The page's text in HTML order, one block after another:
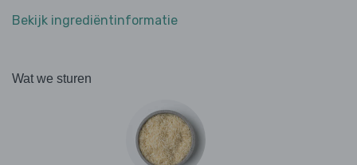
Bekijk ingrediëntinformatie
Wat we sturen